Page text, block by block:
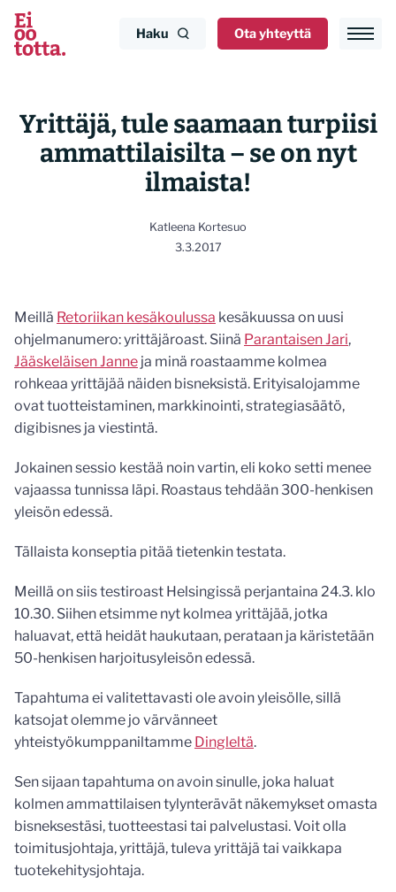
Siirry
sisältöön
Haku Ota yhteyttä
Yrittäjä, tule saamaan turpiisi
ammattilaisilta – se on nyt
ilmaista!
Katleena Kortesuo
3.3.2017
Meillä Retoriikan kesäkoulussa kesäkuussa on uusi
ohjelmanumero: yrittäjäroast. Siinä Parantaisen Jari,
Jääskeläisen Janne ja minä roastaamme kolmea
rohkeaa yrittäjää näiden bisneksistä. Erityisalojamme
ovat tuotteistaminen, markkinointi, strategiasäätö,
digibisnes ja viestintä.
Jokainen sessio kestää noin vartin, eli koko setti menee
vajaassa tunnissa läpi. Roastaus tehdään 300-henkisen
yleisön edessä.
Tällaista konseptia pitää tietenkin testata.
Meillä on siis testiroast Helsingissä perjantaina 24.3. klo
10.30. Siihen etsimme nyt kolmea yrittäjää, jotka
haluavat, että heidät haukutaan, perataan ja käristetään
50-henkisen harjoitusyleisön edessä.
Tapahtuma ei valitettavasti ole avoin yleisölle, sillä
katsojat olemme jo värvänneet
yhteistyökumppaniltamme Dingleltä.
Sen sijaan tapahtuma on avoin sinulle, joka haluat
kolmen ammattilaisen tylynterävät näkemykset omasta
bisneksestäsi, tuotteestasi tai palvelustasi. Voit olla
toimitusjohtaja, yrittäjä, tuleva yrittäjä tai vaikkapa
tuotekehitysjohtaja.